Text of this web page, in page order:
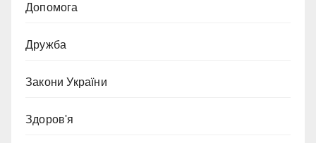
Допомога
Дружба
Закони України
Здоров'я